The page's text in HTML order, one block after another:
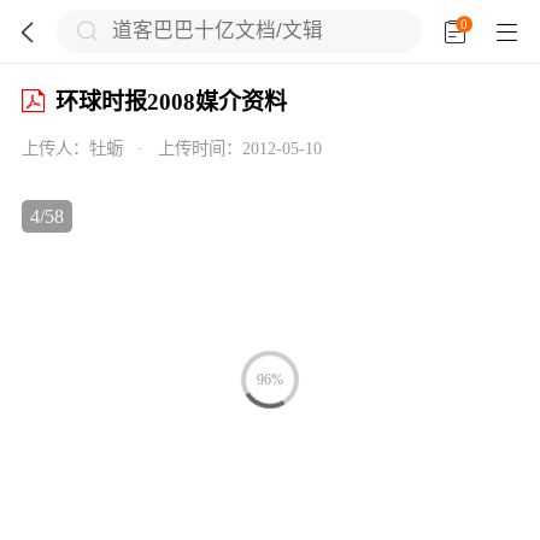
 0 

环球时报2008媒介资料
上传人： 牡蛎· 上传时间： 2012-05-10
4/58
96%